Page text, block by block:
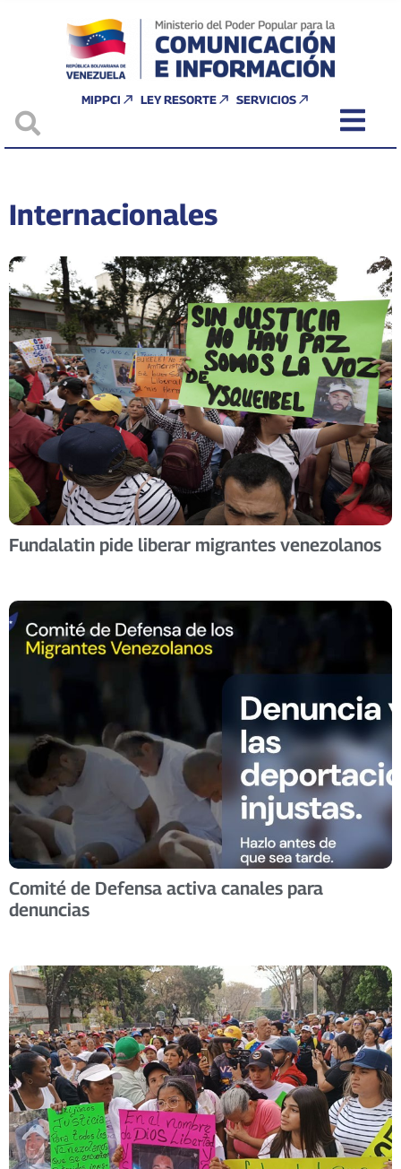
MIPPCI LEY RESORTE SERVICIOS
Internacionales
Fundalatin pide liberar migrantes venezolanos
Comité de Defensa activa canales para
denuncias